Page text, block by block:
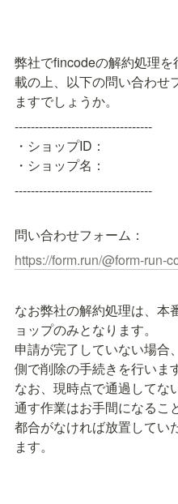
弊社でfincodeの解約処理
載の上、以下の問い合わせ
ますでしょうか。
----------------------------------
・ショップID：
・ショップ名：
----------------------------------
問い合わせフォーム：
https://form.run/@form-run-
なお弊社の解約処理は、本
ョップのみとなります。
申請が完了していない場合
側で削除の手続きを行います
なお、現時点で通過してな
通す作業はお手間になるこ
都合がなければ放置してい
ます。